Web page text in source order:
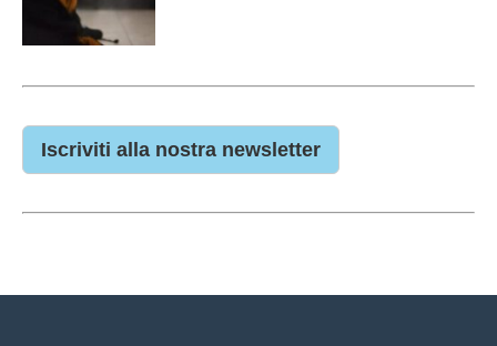
Iscriviti alla nostra newsletter